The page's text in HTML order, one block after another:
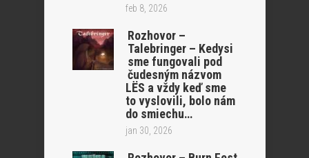
feb 8, 2026
Rozhovor –
Talebringer – Kedysi
sme fungovali pod
čudesným názvom
LËS a vždy keď sme
to vyslovili, bolo nám
do smiechu…
jan 30, 2026